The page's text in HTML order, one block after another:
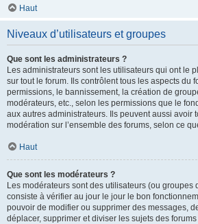
Haut
Niveaux d’utilisateurs et groupes
Que sont les administrateurs ?
Les administrateurs sont les utilisateurs qui ont le
sur tout le forum. Ils contrôlent tous les aspects du
permissions, le bannissement, la création de
modérateurs, etc., selon les permissions que le
aux autres administrateurs. Ils peuvent aussi avoir
modération sur l’ensemble des forums, selon ce
Haut
Que sont les modérateurs ?
Les modérateurs sont des utilisateurs (ou groupes
consiste à vérifier au jour le jour le bon
pouvoir de modifier ou supprimer des messages,
déplacer, supprimer et diviser les sujets des forums